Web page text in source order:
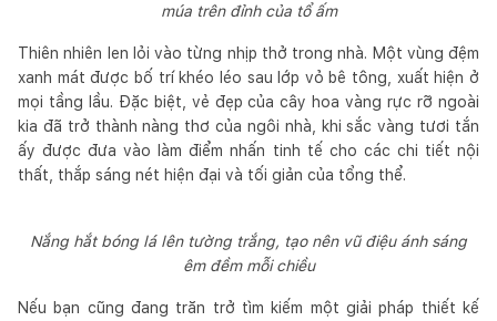
múa trên đỉnh của tổ ấm
Thiên nhiên len lỏi vào từng nhịp thở trong nhà. Một vùng đệm
xanh mát được bố trí khéo léo sau lớp vỏ bê tông, xuất hiện ở
mọi tầng lầu. Đặc biệt, vẻ đẹp của cây hoa vàng rực rỡ ngoài
kia đã trở thành nàng thơ của ngôi nhà, khi sắc vàng tươi tắn
ấy được đưa vào làm điểm nhấn tinh tế cho các chi tiết nội
thất, thắp sáng nét hiện đại và tối giản của tổng thể.
Nắng hắt bóng lá lên tường trắng, tạo nên vũ điệu ánh sáng
êm đềm mỗi chiều
Nếu bạn cũng đang trăn trở tìm kiếm một giải pháp thiết kế